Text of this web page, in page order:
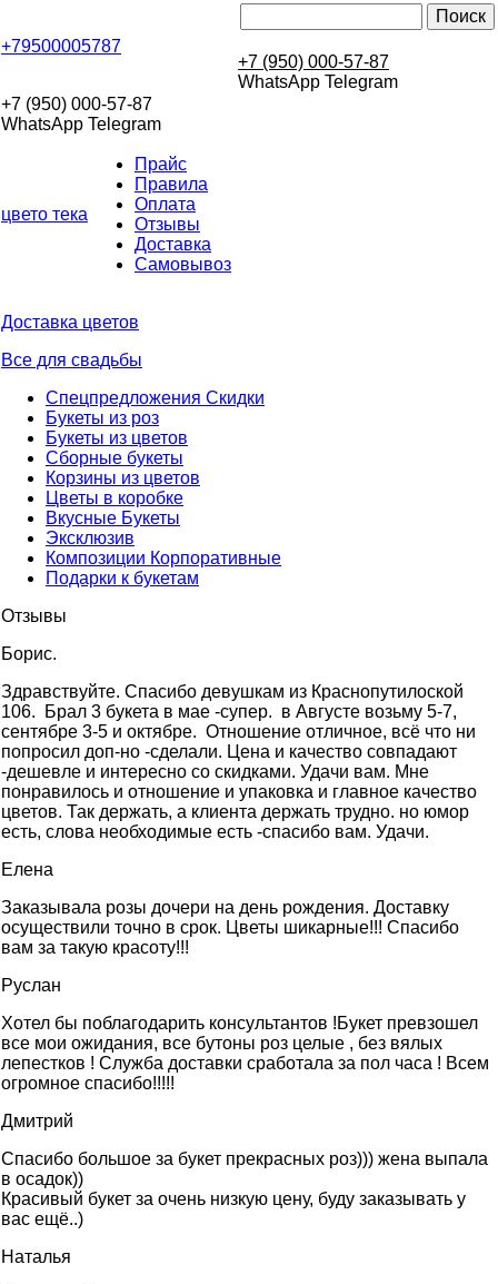
+79500005787
+7 (950) 000-57-87
WhatsApp Telegram
+7 (950) 000-57-87
WhatsApp Telegram
цвето тека
Прайс
Правила
Оплата
Отзывы
Доставка
Самовывоз
Доставка цветов
Все для свадьбы
Спецпредложения Скидки
Букеты из роз
Букеты из цветов
Сборные букеты
Корзины из цветов
Цветы в коробке
Вкусные Букеты
Эксклюзив
Композиции Корпоративные
Подарки к букетам
Отзывы
Борис.
Здравствуйте. Cпасибо девушкам из Краснопутилоской
106. Брал 3 букета в мае -супер. в Августе возьму 5-7,
сентябре 3-5 и октябре. Отношение отличное, всё что ни
попросил доп-но -сделали. Цена и качество совпадают
-дешевле и интересно со скидками. Удачи вам. Мне
понравилось и отношение и упаковка и главное качество
цветов. Так держать, а клиента держать трудно. но юмор
есть, слова необходимые есть -спасибо вам. Удачи.
Елена
Заказывала розы дочери на день рождения. Доставку
осуществили точно в срок. Цветы шикарные!!! Спасибо
вам за такую красоту!!!
Руслан
Хотел бы поблагодарить консультантов !Букет превзошел
все мои ожидания, все бутоны роз целые , без вялых
лепестков ! Служба доставки сработала за пол часа ! Всем
огромное спасибо!!!!!
Дмитрий
Спасибо большое за букет прекрасных роз))) жена выпала
в осадок))
Красивый букет за очень низкую цену, буду заказывать у
вас ещё..)
Наталья